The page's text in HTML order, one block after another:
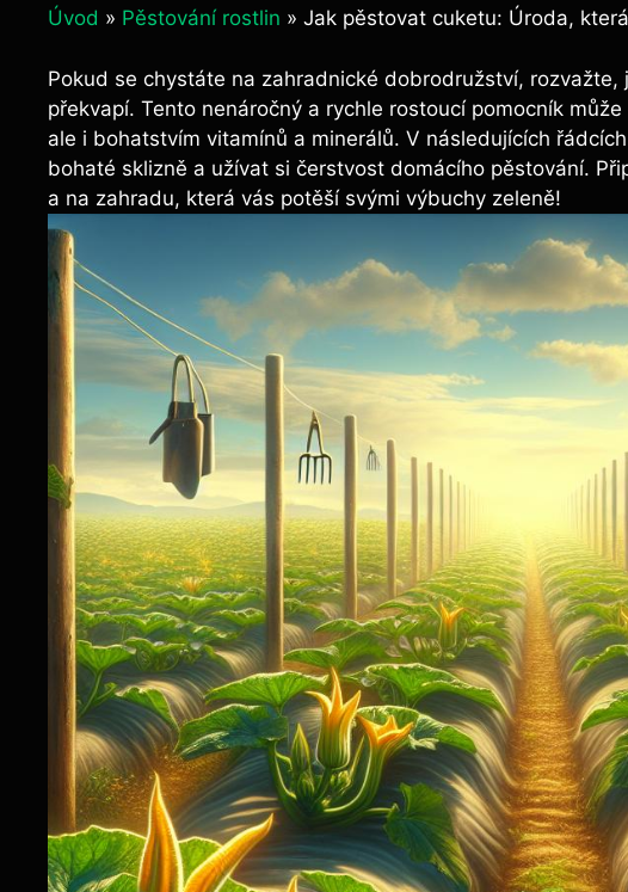
Úvod » Pěstování rostlin » Jak pěstovat cuketu: Úroda,
Pokud se chystáte na zahradnické dobrodružství,
překvapí. Tento nenáročný a rychle rostoucí pomocník
ale i bohatstvím vitamínů a minerálů. V následujících
bohaté sklizně a užívat si čerstvost domácího pěstování.
a na zahradu, která vás potěší svými výbuchy zeleně!